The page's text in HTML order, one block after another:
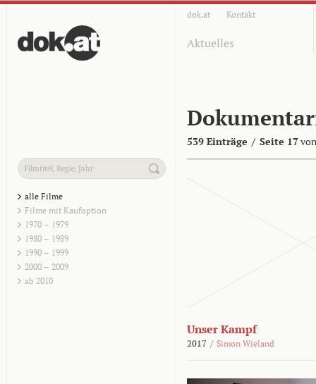
dok.at Kontakt
Aktuelles
539 Einträge / Seite 17
alle Filme
Filme mit Kaufoption
1970 – 1979
1980 – 1989
1990 – 1999
2000 – 2009
ab 2010
Unser Kampf
2017 / Simon Wieland